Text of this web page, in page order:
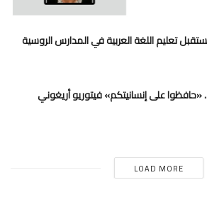
تعليم اللغة العربية في المدارس الروسية
«حافظوا على إنسانيتكم» فيتوريو أريغوني
LOAD MORE